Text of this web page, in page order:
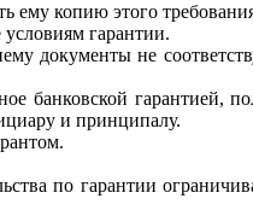
ему копию этого
условиям гарантии.
документы не
банковской гарантией,
и принципалу.
по гарантии